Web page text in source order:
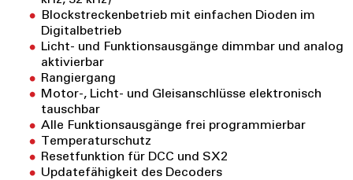
Blockstreckenbetrieb mit einfachen Dioden im
Digitalbetrieb
Licht- und Funktionsausgänge dimmbar und analog
aktivierbar
Rangiergang
Motor-, Licht- und Gleisanschlüsse elektronisch
tauschbar
Alle Funktionsausgänge frei programmierbar
Temperaturschutz
Resetfunktion für DCC und SX2
Updatefähigkeit des Decoders